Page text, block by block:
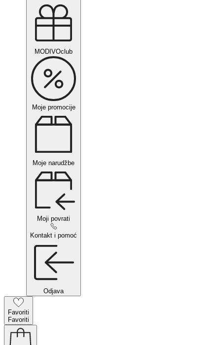
MODIVOclub
Moje promocije
Moje narudžbe
Moji povrati
Kontakt i pomoć
Odjava
Favoriti
Favoriti